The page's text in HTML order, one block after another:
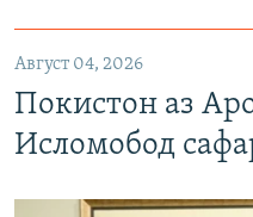
Август 04, 2026
Покистон аз
Исломобод